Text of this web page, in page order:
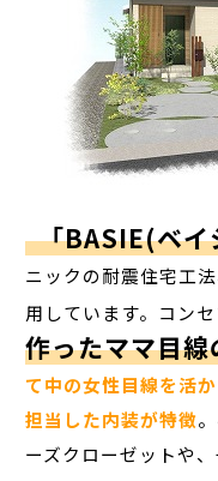
「BASIE(ベイ
ニックの耐震住宅工
用しています。コン
作ったママ目線
て中の女性目線を活
担当した内装が特徴
ーズクローゼットや